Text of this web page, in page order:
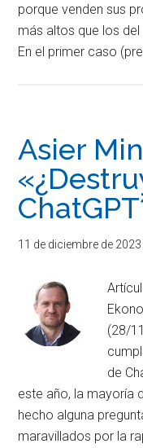
porque venden sus
más altos que los
En el primer caso
Asier
11 de diciembre de 2023
(28/
de
este año, la mayoría
hecho alguna
maravillados por la